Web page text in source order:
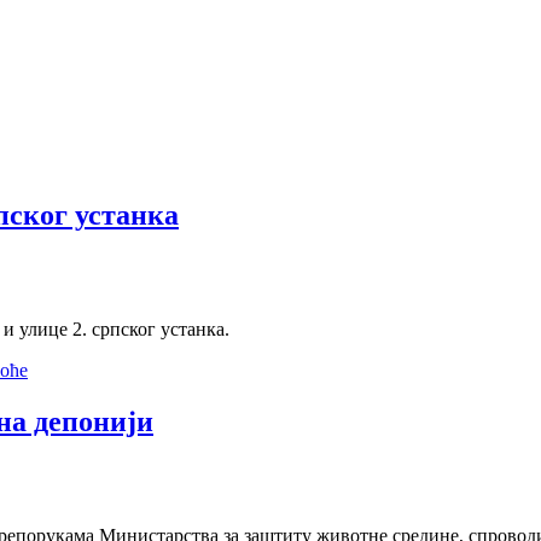
устанка
улице 2. српског устанка.
депонији
Министарства за заштиту животне средине,